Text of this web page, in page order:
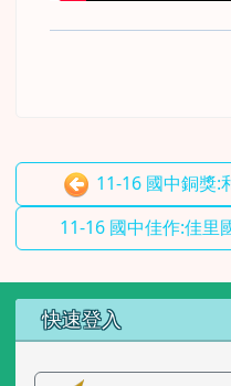
11-16 國中銅獎:
11-16 國中佳作:佳里
左邊區域內容
快速登入